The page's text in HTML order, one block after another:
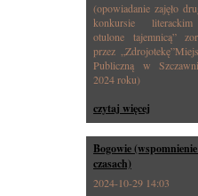
(opowiadanie zajęło
konkursie literackim
otulone tajemnicą”
przez
Publiczną w
2024 roku)
czytaj więcej
Bogowie
czasach)
2024-10-29 14:03